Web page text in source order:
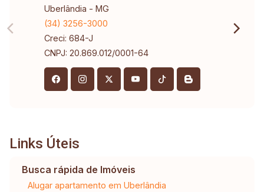
Uberlândia - MG
(34) 3256-3000
Creci: 684-J
CNPJ: 20.869.012/0001-64
Links Úteis
Busca rápida de Imóveis
Alugar apartamento em Uberlândia